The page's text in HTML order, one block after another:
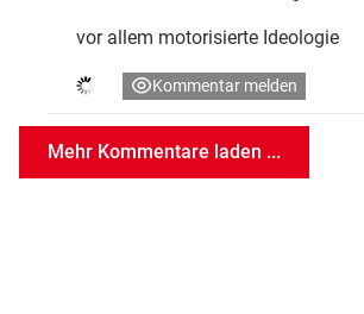
vor allem motorisierte Ideologie
Kommentar melden
Mehr Kommentare laden ...